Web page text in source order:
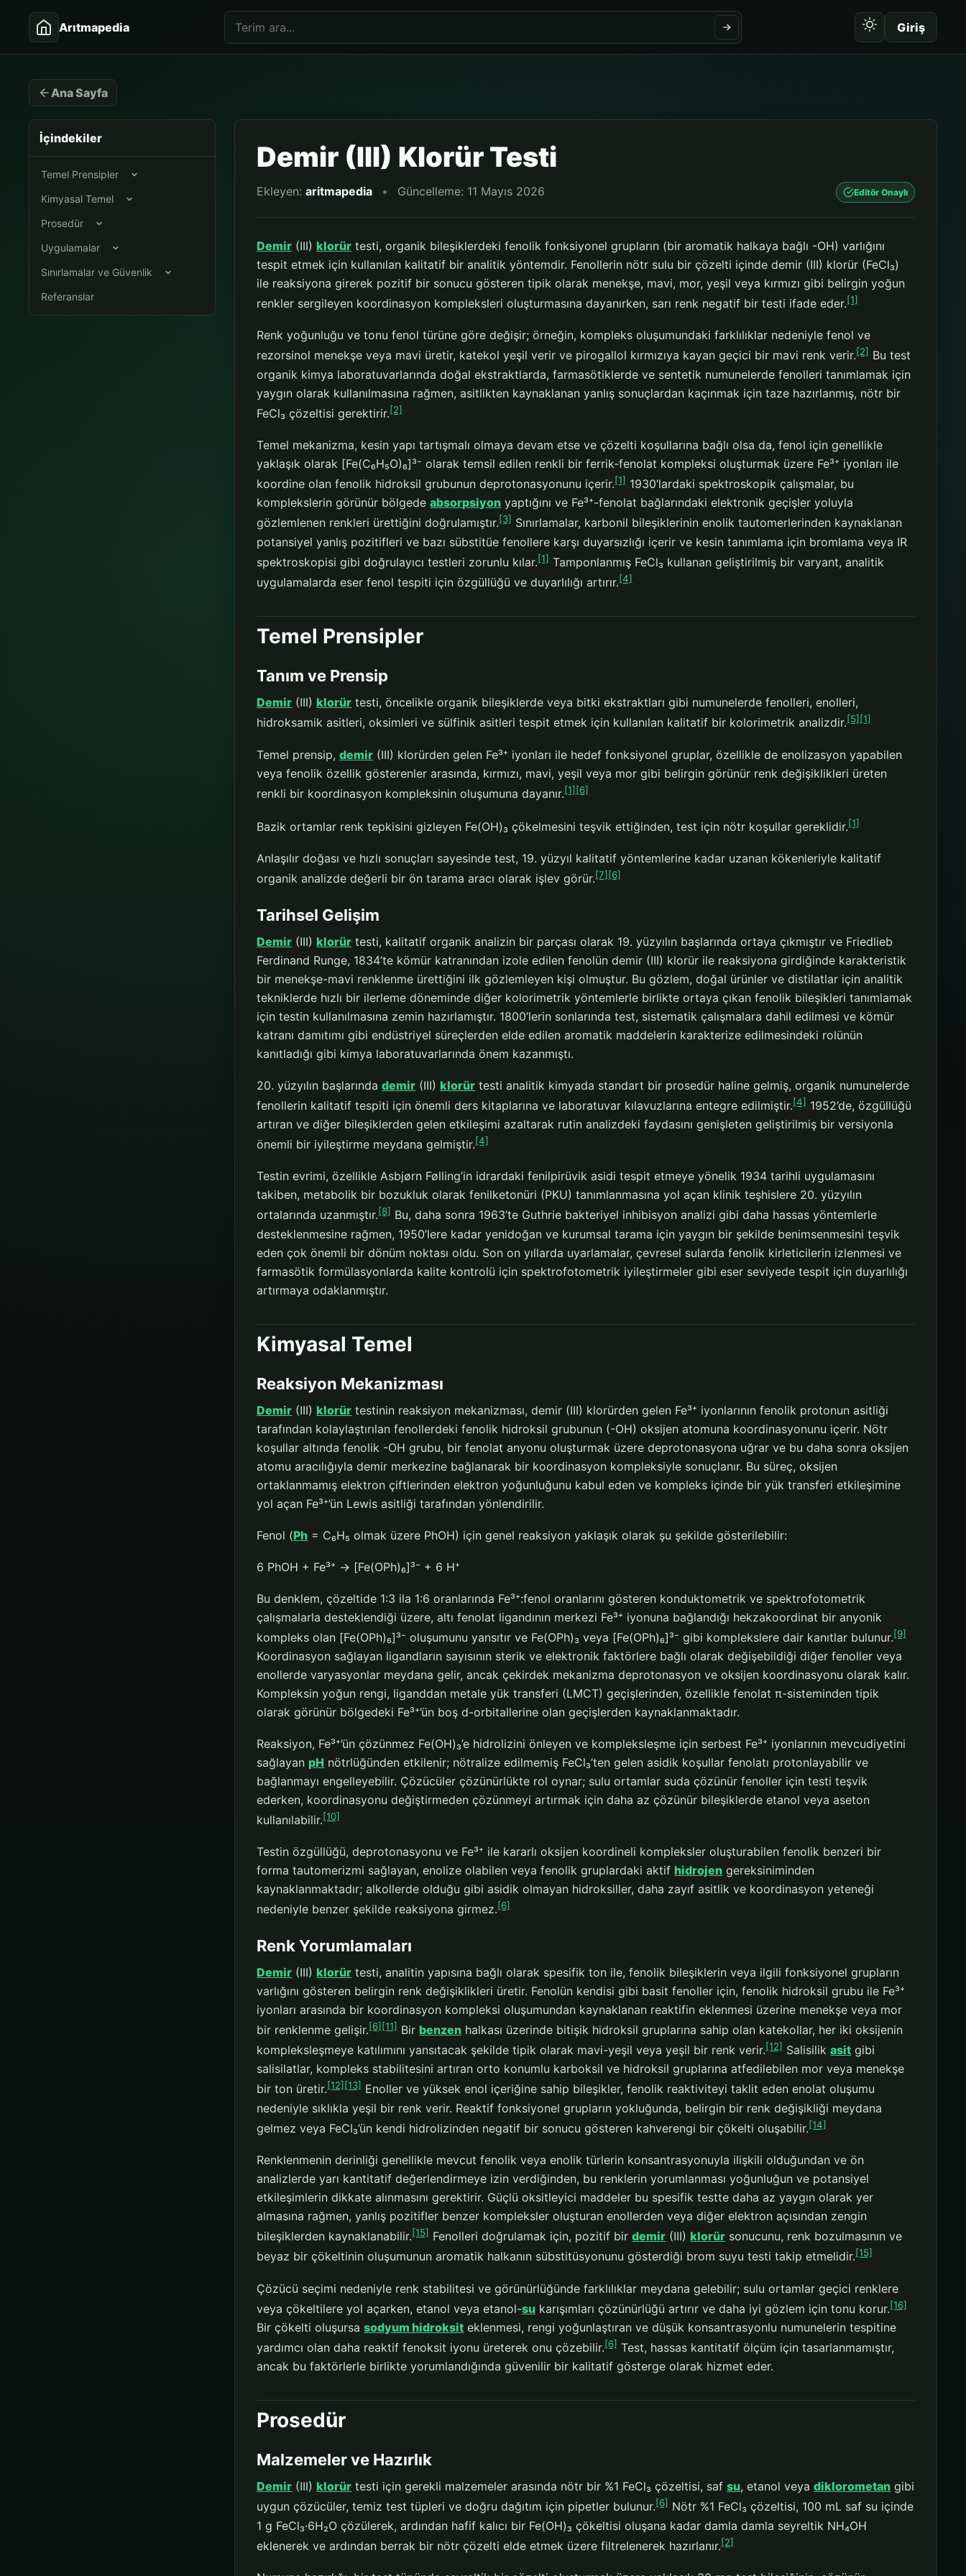
Arıtmapedia Giriş
Ana Sayfa
İçindekiler
Temel Prensipler
Kimyasal Temel
Prosedür
Uygulamalar
Sınırlamalar ve Güvenlik
Referanslar
Demir (III) Klorür Testi
Ekleyen:aritmapedia • Güncelleme: 11 Mayıs 2026 Editör Onaylı
Demir (III) klorür testi, organik bileşiklerdeki fenolik fonksiyonel grupların (bir aromatik halkaya bağlı -OH) varlığını
tespit etmek için kullanılan kalitatif bir analitik yöntemdir. Fenollerin nötr sulu bir çözelti içinde demir (III) klorür (FeCl₃)
ile reaksiyona girerek pozitif bir sonucu gösteren tipik olarak menekşe, mavi, mor, yeşil veya kırmızı gibi belirgin yoğun
renkler sergileyen koordinasyon kompleksleri oluşturmasına dayanırken, sarı renk negatif bir testi ifade eder.[1]
Renk yoğunluğu ve tonu fenol türüne göre değişir; örneğin, kompleks oluşumundaki farklılıklar nedeniyle fenol ve
rezorsinol menekşe veya mavi üretir, katekol yeşil verir ve pirogallol kırmızıya kayan geçici bir mavi renk verir.[2] Bu test
organik kimya laboratuvarlarında doğal ekstraktlarda, farmasötiklerde ve sentetik numunelerde fenolleri tanımlamak için
yaygın olarak kullanılmasına rağmen, asitlikten kaynaklanan yanlış sonuçlardan kaçınmak için taze hazırlanmış, nötr bir
FeCl₃ çözeltisi gerektirir.[2]
Temel mekanizma, kesin yapı tartışmalı olmaya devam etse ve çözelti koşullarına bağlı olsa da, fenol için genellikle
yaklaşık olarak [Fe(C₆H₅O)₆]³⁻ olarak temsil edilen renkli bir ferrik-fenolat kompleksi oluşturmak üzere Fe³⁺ iyonları ile
koordine olan fenolik hidroksil grubunun deprotonasyonunu içerir.[1] 1930’lardaki spektroskopik çalışmalar, bu
komplekslerin görünür bölgedeabsorpsiyon yaptığını ve Fe³⁺-fenolat bağlarındaki elektronik geçişler yoluyla
gözlemlenen renkleri ürettiğini doğrulamıştır.[3] Sınırlamalar, karbonil bileşiklerinin enolik tautomerlerinden kaynaklanan
potansiyel yanlış pozitifleri ve bazı sübstitüe fenollere karşı duyarsızlığı içerir ve kesin tanımlama için bromlama veya IR
spektroskopisi gibi doğrulayıcı testleri zorunlu kılar.[1] Tamponlanmış FeCl₃ kullanan geliştirilmiş bir varyant, analitik
uygulamalarda eser fenol tespiti için özgüllüğü ve duyarlılığı artırır.[4]
Temel Prensipler
Tanım ve Prensip
Demir (III) klorür testi, öncelikle organik bileşiklerde veya bitki ekstraktları gibi numunelerde fenolleri, enolleri,
hidroksamik asitleri, oksimleri ve sülfinik asitleri tespit etmek için kullanılan kalitatif bir kolorimetrik analizdir.[5] [1]
Temel prensip,demir (III) klorürden gelen Fe³⁺ iyonları ile hedef fonksiyonel gruplar, özellikle de enolizasyon yapabilen
veya fenolik özellik gösterenler arasında, kırmızı, mavi, yeşil veya mor gibi belirgin görünür renk değişiklikleri üreten
renkli bir koordinasyon kompleksinin oluşumuna dayanır.[1] [6]
Bazik ortamlar renk tepkisini gizleyen Fe(OH)₃ çökelmesini teşvik ettiğinden, test için nötr koşullar gereklidir.[1]
Anlaşılır doğası ve hızlı sonuçları sayesinde test, 19. yüzyıl kalitatif yöntemlerine kadar uzanan kökenleriyle kalitatif
organik analizde değerli bir ön tarama aracı olarak işlev görür.[7] [6]
Tarihsel Gelişim
Demir (III) klorür testi, kalitatif organik analizin bir parçası olarak 19. yüzyılın başlarında ortaya çıkmıştır ve Friedlieb
Ferdinand Runge, 1834’te kömür katranından izole edilen fenolün demir (III) klorür ile reaksiyona girdiğinde karakteristik
bir menekşe-mavi renklenme ürettiğini ilk gözlemleyen kişi olmuştur. Bu gözlem, doğal ürünler ve distilatlar için analitik
tekniklerde hızlı bir ilerleme döneminde diğer kolorimetrik yöntemlerle birlikte ortaya çıkan fenolik bileşikleri tanımlamak
için testin kullanılmasına zemin hazırlamıştır. 1800’lerin sonlarında test, sistematik çalışmalara dahil edilmesi ve kömür
katranı damıtımı gibi endüstriyel süreçlerden elde edilen aromatik maddelerin karakterize edilmesindeki rolünün
kanıtladığı gibi kimya laboratuvarlarında önem kazanmıştı.
20. yüzyılın başlarındademir (III) klorür testi analitik kimyada standart bir prosedür haline gelmiş, organik numunelerde
fenollerin kalitatif tespiti için önemli ders kitaplarına ve laboratuvar kılavuzlarına entegre edilmiştir.[4] 1952’de, özgüllüğü
artıran ve diğer bileşiklerden gelen etkileşimi azaltarak rutin analizdeki faydasını genişleten geliştirilmiş bir versiyonla
önemli bir iyileştirme meydana gelmiştir.[4]
Testin evrimi, özellikle Asbjørn Følling’in idrardaki fenilpirüvik asidi tespit etmeye yönelik 1934 tarihli uygulamasını
takiben, metabolik bir bozukluk olarak fenilketonüri (PKU) tanımlanmasına yol açan klinik teşhislere 20. yüzyılın
ortalarında uzanmıştır.[8] Bu, daha sonra 1963’te Guthrie bakteriyel inhibisyon analizi gibi daha hassas yöntemlerle
desteklenmesine rağmen, 1950’lere kadar yenidoğan ve kurumsal tarama için yaygın bir şekilde benimsenmesini teşvik
eden çok önemli bir dönüm noktası oldu. Son on yıllarda uyarlamalar, çevresel sularda fenolik kirleticilerin izlenmesi ve
farmasötik formülasyonlarda kalite kontrolü için spektrofotometrik iyileştirmeler gibi eser seviyede tespit için duyarlılığı
artırmaya odaklanmıştır.
Kimyasal Temel
Reaksiyon Mekanizması
Demir (III) klorür testinin reaksiyon mekanizması, demir (III) klorürden gelen Fe³⁺ iyonlarının fenolik protonun asitliği
tarafından kolaylaştırılan fenollerdeki fenolik hidroksil grubunun (-OH) oksijen atomuna koordinasyonunu içerir. Nötr
koşullar altında fenolik -OH grubu, bir fenolat anyonu oluşturmak üzere deprotonasyona uğrar ve bu daha sonra oksijen
atomu aracılığıyla demir merkezine bağlanarak bir koordinasyon kompleksiyle sonuçlanır. Bu süreç, oksijen
ortaklanmamış elektron çiftlerinden elektron yoğunluğunu kabul eden ve kompleks içinde bir yük transferi etkileşimine
yol açan Fe³⁺’ün Lewis asitliği tarafından yönlendirilir.
Fenol (Ph = C₆H₅ olmak üzere PhOH) için genel reaksiyon yaklaşık olarak şu şekilde gösterilebilir:
6 PhOH + Fe³⁺ → [Fe(OPh)₆]³⁻ + 6 H⁺
Bu denklem, çözeltide 1:3 ila 1:6 oranlarında Fe³⁺:fenol oranlarını gösteren konduktometrik ve spektrofotometrik
çalışmalarla desteklendiği üzere, altı fenolat ligandının merkezi Fe³⁺ iyonuna bağlandığı hekzakoordinat bir anyonik
kompleks olan [Fe(OPh)₆]³⁻ oluşumunu yansıtır ve Fe(OPh)₃ veya [Fe(OPh)₆]³⁻ gibi komplekslere dair kanıtlar bulunur.[9]
Koordinasyon sağlayan ligandların sayısının sterik ve elektronik faktörlere bağlı olarak değişebildiği diğer fenoller veya
enollerde varyasyonlar meydana gelir, ancak çekirdek mekanizma deprotonasyon ve oksijen koordinasyonu olarak kalır.
Kompleksin yoğun rengi, liganddan metale yük transferi (LMCT) geçişlerinden, özellikle fenolat π-sisteminden tipik
olarak görünür bölgedeki Fe³⁺’ün boş d-orbitallerine olan geçişlerden kaynaklanmaktadır.
Reaksiyon, Fe³⁺’ün çözünmez Fe(OH)₃’e hidrolizini önleyen ve kompleksleşme için serbest Fe³⁺ iyonlarının mevcudiyetini
sağlayan pH nötrlüğünden etkilenir; nötralize edilmemiş FeCl₃’ten gelen asidik koşullar fenolatı protonlayabilir ve
bağlanmayı engelleyebilir. Çözücüler çözünürlükte rol oynar; sulu ortamlar suda çözünür fenoller için testi teşvik
ederken, koordinasyonu değiştirmeden çözünmeyi artırmak için daha az çözünür bileşiklerde etanol veya aseton
kullanılabilir.[10]
Testin özgüllüğü, deprotonasyonu ve Fe³⁺ ile kararlı oksijen koordineli kompleksler oluşturabilen fenolik benzeri bir
forma tautomerizmi sağlayan, enolize olabilen veya fenolik gruplardaki aktif hidrojen gereksiniminden
kaynaklanmaktadır; alkollerde olduğu gibi asidik olmayan hidroksiller, daha zayıf asitlik ve koordinasyon yeteneği
nedeniyle benzer şekilde reaksiyona girmez.[6]
Renk Yorumlamaları
Demir (III) klorür testi, analitin yapısına bağlı olarak spesifik ton ile, fenolik bileşiklerin veya ilgili fonksiyonel grupların
varlığını gösteren belirgin renk değişiklikleri üretir. Fenolün kendisi gibi basit fenoller için, fenolik hidroksil grubu ile Fe³⁺
iyonları arasında bir koordinasyon kompleksi oluşumundan kaynaklanan reaktifin eklenmesi üzerine menekşe veya mor
bir renklenme gelişir.[6][11]Bir benzen halkası üzerinde bitişik hidroksil gruplarına sahip olan katekollar, her iki oksijenin
kompleksleşmeye katılımını yansıtacak şekilde tipik olarak mavi-yeşil veya yeşil bir renk verir.[12] Salisilikasit gibi
salisilatlar, kompleks stabilitesini artıran orto konumlu karboksil ve hidroksil gruplarına atfedilebilen mor veya menekşe
bir ton üretir.[12] [13] Enoller ve yüksek enol içeriğine sahip bileşikler, fenolik reaktiviteyi taklit eden enolat oluşumu
nedeniyle sıklıkla yeşil bir renk verir. Reaktif fonksiyonel grupların yokluğunda, belirgin bir renk değişikliği meydana
gelmez veya FeCl₃’ün kendi hidrolizinden negatif bir sonucu gösteren kahverengi bir çökelti oluşabilir.[14]
Renklenmenin derinliği genellikle mevcut fenolik veya enolik türlerin konsantrasyonuyla ilişkili olduğundan ve ön
analizlerde yarı kantitatif değerlendirmeye izin verdiğinden, bu renklerin yorumlanması yoğunluğun ve potansiyel
etkileşimlerin dikkate alınmasını gerektirir. Güçlü oksitleyici maddeler bu spesifik testte daha az yaygın olarak yer
almasına rağmen, yanlış pozitifler benzer kompleksler oluşturan enollerden veya diğer elektron açısından zengin
bileşiklerden kaynaklanabilir.[15] Fenolleri doğrulamak için, pozitif birdemir (III) klorür sonucunu, renk bozulmasının ve
beyaz bir çökeltinin oluşumunun aromatik halkanın sübstitüsyonunu gösterdiği brom suyu testi takip etmelidir.[15]
Çözücü seçimi nedeniyle renk stabilitesi ve görünürlüğünde farklılıklar meydana gelebilir; sulu ortamlar geçici renklere
veya çökeltilere yol açarken, etanol veya etanol-su karışımları çözünürlüğü artırır ve daha iyi gözlem için tonu korur.[16]
Bir çökelti oluşursasodyum hidroksit eklenmesi, rengi yoğunlaştıran ve düşük konsantrasyonlu numunelerin tespitine
yardımcı olan daha reaktif fenoksit iyonu üreterek onu çözebilir.[6] Test, hassas kantitatif ölçüm için tasarlanmamıştır,
ancak bu faktörlerle birlikte yorumlandığında güvenilir bir kalitatif gösterge olarak hizmet eder.
Prosedür
Malzemeler ve Hazırlık
Demir (III) klorür testi için gerekli malzemeler arasında nötr bir %1 FeCl₃ çözeltisi, safsu, etanol veyadiklorometan gibi
uygun çözücüler, temiz test tüpleri ve doğru dağıtım için pipetler bulunur.[6] Nötr %1 FeCl₃ çözeltisi, 100 mL saf su içinde
1 g FeCl₃·6H₂O çözülerek, ardından hafif kalıcı bir Fe(OH)₃ çökeltisi oluşana kadar damla damla seyreltik NH₄OH
eklenerek ve ardından berrak bir nötr çözelti elde etmek üzere filtrelenerek hazırlanır.[2]